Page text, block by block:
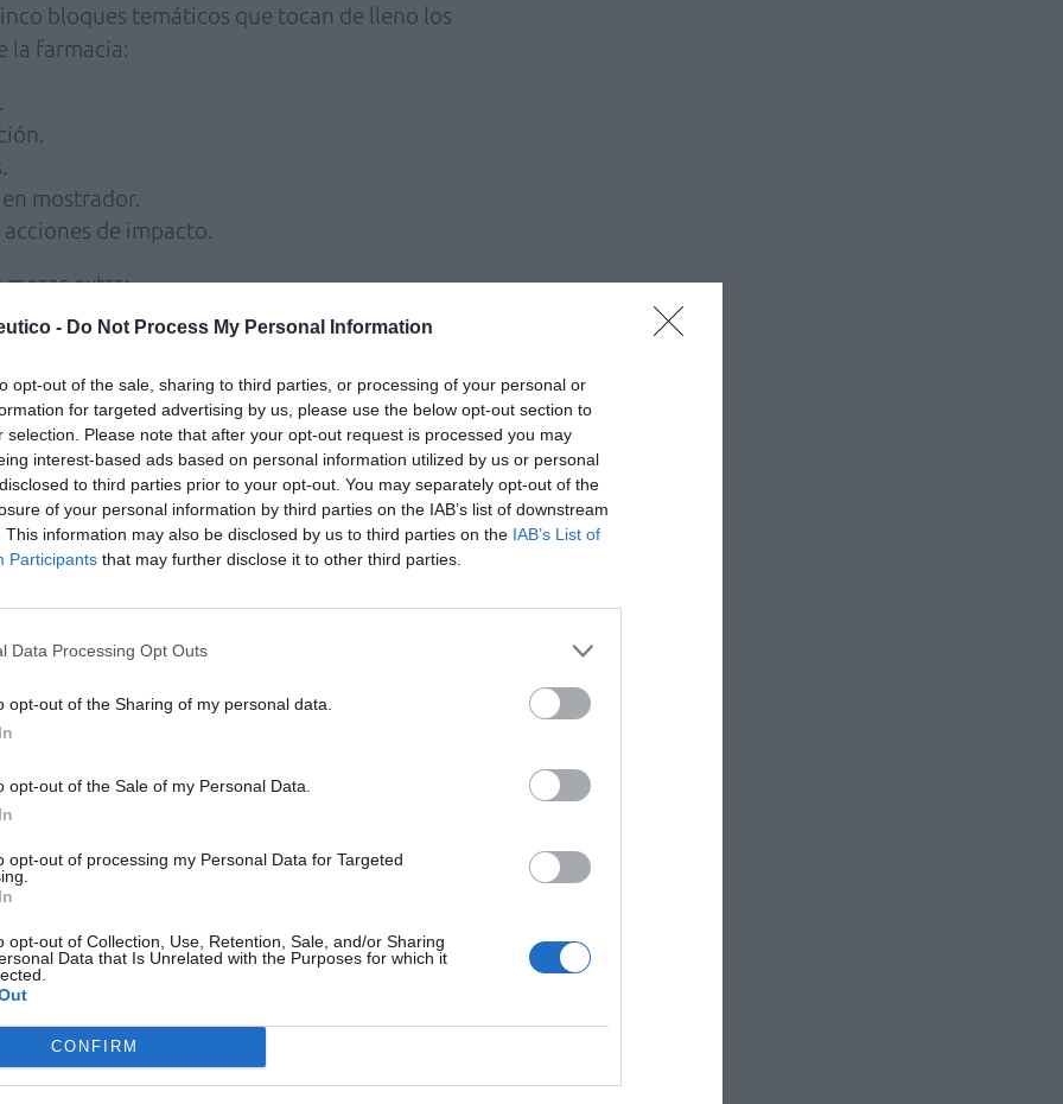
- Do Not Process My Personal Information
opt-out of the sale, sharing to third parties, or processing of your personal or
for targeted advertising by us, please use the below opt-out section to
selection. Please note that after your opt-out request is processed you may
interest-based ads based on personal information utilized by us or personal
to third parties prior to your opt-out. You may separately opt-out of the
of your personal information by third parties on the IAB’s list of downstream
This information may also be disclosed by us to third parties on the IAB’s List of
Participants that may further disclose it to other third parties.
Data Processing Opt Outs
opt-out of the Sharing of my personal data.
opt-out of the Sale of my Personal Data.
opt-out of processing my Personal Data for Targeted
opt-out of Collection, Use, Retention, Sale, and/or Sharing
Data that Is Unrelated with the Purposes for which it
CONFIRM
bloques temáticos que tocan de lleno los
la farmacia:
mostrador.
de impacto.
extra:
de las principales entidades del
farmacia.
la farmacia.
con la participación de figuras
del sector farmacéutico, entre ellos:
SEFAC (Sociedad Española de Farmacia
Pharmaceutical Care España.
(Sociedad Española de Farmacia
(Federación Empresarial de
farmacéutico.
farmaSOLIDARIA
Orbaneja Abogados.
Business School.
y
referentes en redes sociales.
de COACHFARMACIA
de FARMAEMOCION